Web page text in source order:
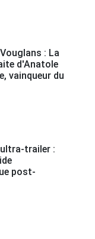
: La
d'Anatole
vainqueur du
trailer :
post-